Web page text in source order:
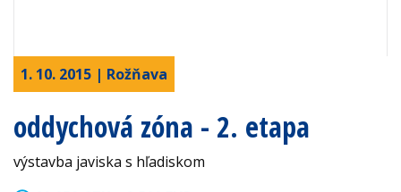
1. 10. 2015 | Rožňava
oddychová zóna - 2. etapa
výstavba javiska s hľadiskom